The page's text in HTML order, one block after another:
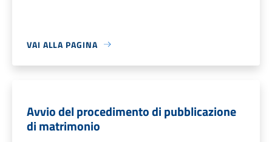
VAI ALLA PAGINA
Avvio del procedimento di pubblicazione
di matrimonio